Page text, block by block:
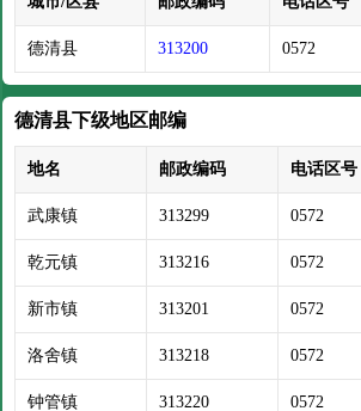
德清县 313200 0572
德清县下级地区邮编
地名 邮政编码 电话区号
武康镇 313299 0572
乾元镇 313216 0572
新市镇 313201 0572
洛舍镇 313218 0572
钟管镇 313220 0572